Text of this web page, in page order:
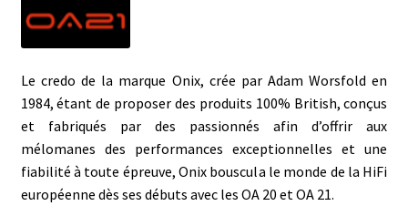
Le credo de la marque Onix, crée par Adam Worsfold en
1984, étant de proposer des produits 100% British, conçus
et fabriqués par des passionnés afin d’offrir aux
mélomanes des performances exceptionnelles et une
fiabilité à toute épreuve, Onix bouscula le monde de la HiFi
européenne dès ses débuts avec les OA 20 et OA 21.